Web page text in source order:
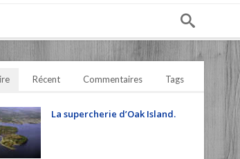
Récent Commentaires Tags
La supercherie d’Oak Island.